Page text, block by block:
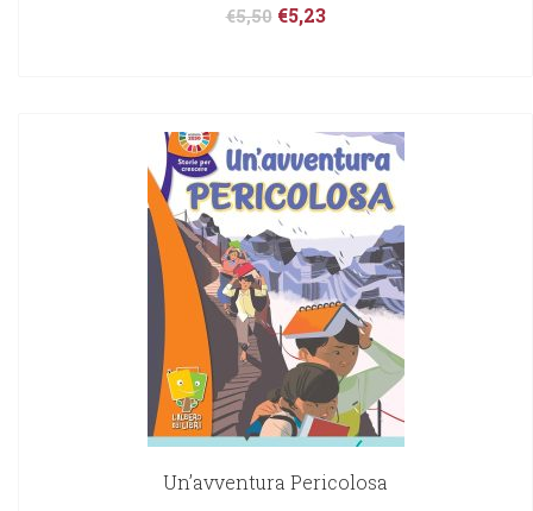
€5,50 €5,23
Un’avventura Pericolosa